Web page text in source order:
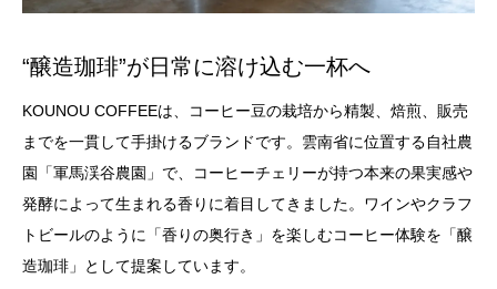
“醸造珈琲”が日常に溶け込む一杯へ
KOUNOU COFFEEは、コーヒー豆の栽培から精製、焙煎、販売
までを一貫して手掛けるブランドです。雲南省に位置する自社農
園「軍馬渓谷農園」で、コーヒーチェリーが持つ本来の果実感や
発酵によって生まれる香りに着目してきました。ワインやクラフ
トビールのように「香りの奥行き」を楽しむコーヒー体験を「醸
造珈琲」として提案しています。